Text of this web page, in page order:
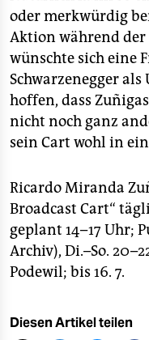
oder merkwürdig
Aktion während
wünschte sich eine
Schwarzenegger
hoffen, dass
nicht noch ganz
sein Cart wohl in
Ricardo Miranda
Broadcast Cart“
geplant 14–17 Uhr;
Archiv), Di.–So.
Podewil; bis 16. 7.
Diesen Artikel teilen